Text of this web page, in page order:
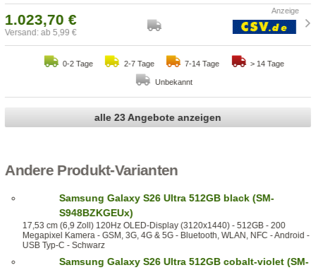
1.023,70 €
Versand: ab 5,99 €
0-2 Tage 2-7 Tage 7-14 Tage > 14 Tage
Unbekannt
alle 23 Angebote anzeigen
Andere Produkt-Varianten
Samsung Galaxy S26 Ultra 512GB black (SM-
S948BZKGEUx)
17,53 cm (6,9 Zoll) 120Hz OLED-Display (3120x1440) - 512GB - 200
Megapixel Kamera - GSM, 3G, 4G & 5G - Bluetooth, WLAN, NFC - Android -
USB Typ-C - Schwarz
Samsung Galaxy S26 Ultra 512GB cobalt-violet (SM-